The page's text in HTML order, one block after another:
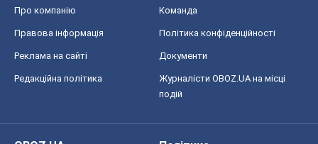
Про компанію Команда
Правова інформація Політика конфіденційності
Реклама на сайті Документи
Редакційна політика
Журналісти OBOZ.UA на місці
подій